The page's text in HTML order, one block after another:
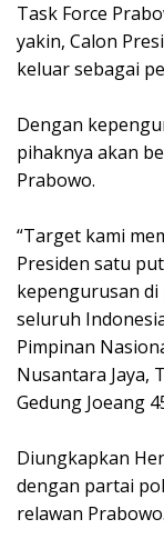
Task Force
yakin, Calon
keluar sebagai
Dengan
pihaknya akan
Prabowo.
“Target kami
Presiden satu
kepengurusan
seluruh
Pimpinan
Nusantara Jaya,
Gedung Joeang
Diungkapkan
dengan partai
relawan Prabowo.